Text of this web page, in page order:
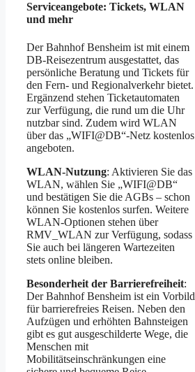
Serviceangebote: Tickets, WLAN
und mehr
Der Bahnhof Bensheim ist mit einem
DB-Reisezentrum ausgestattet, das
persönliche Beratung und Tickets für
den Fern- und Regionalverkehr bietet.
Ergänzend stehen Ticketautomaten
zur Verfügung, die rund um die Uhr
nutzbar sind. Zudem wird WLAN
über das „WIFI@DB“-Netz kostenlos
angeboten.
WLAN-Nutzung: Aktivieren Sie das
WLAN, wählen Sie „WIFI@DB“
und bestätigen Sie die AGBs – schon
können Sie kostenlos surfen. Weitere
WLAN-Optionen stehen über
RMV_WLAN zur Verfügung, sodass
Sie auch bei längeren Wartezeiten
stets online bleiben.
Besonderheit der Barrierefreiheit:
Der Bahnhof Bensheim ist ein Vorbild
für barrierefreies Reisen. Neben den
Aufzügen und erhöhten Bahnsteigen
gibt es gut ausgeschilderte Wege, die
Menschen mit
Mobilitätseinschränkungen eine